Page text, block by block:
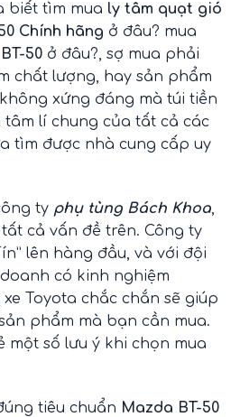
biết tìm mua ly tâm quạt gió
Chính hãng ở đâu? mua
50 ở đâu?, sợ mua phải
chất lượng, hay sản phẩm
xứng đáng mà túi tiền
lí chung của tất cả các
tìm được nhà cung cấp uy
ty phụ tùng Bách Khoa,
cả vấn đề trên. Công ty
lên hàng đầu, và với đội
có kinh nghiệm
Toyota chắc chắn sẽ giúp
phẩm mà bạn cần mua.
một số lưu ý khi chọn mua
tiêu chuẩn Mazda BT-50